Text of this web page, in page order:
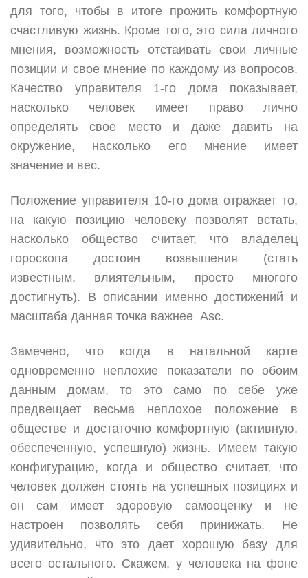
для того, чтобы в итоге прожить комфортную
счастливую жизнь. Кроме того, это сила личного
мнения, возможность отстаивать свои личные
позиции и свое мнение по каждому из вопросов.
Качество управителя 1-го дома показывает,
насколько человек имеет право лично
определять свое место и даже давить на
окружение, насколько его мнение имеет
значение и вес.
Положение управителя 10-го дома отражает то,
на какую позицию человеку позволят встать,
насколько общество считает, что владелец
гороскопа достоин возвышения (стать
известным, влиятельным, просто многого
достигнуть). В описании именно достижений и
масштаба данная точка важнее Asc.
Замечено, что когда в натальной карте
одновременно неплохие показатели по обоим
данным домам, то это само по себе уже
предвещает весьма неплохое положение в
обществе и достаточно комфортную (активную,
обеспеченную, успешную) жизнь. Имеем такую
конфигурацию, когда и общество считает, что
человек должен стоять на успешных позициях и
он сам имеет здоровую самооценку и не
настроен позволять себя принижать. Не
удивительно, что это дает хорошую базу для
всего остального. Скажем, у человека на фоне